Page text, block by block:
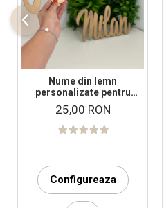
Nume din lemn
personalizate pentru
panouri foto și baloane -
Pret 1 NUME
25,00 RON
Configureaza